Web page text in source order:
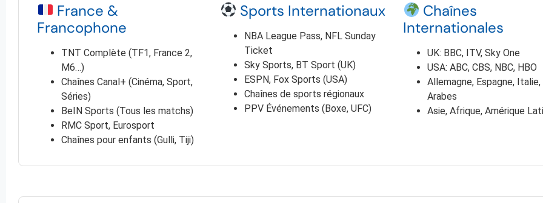
France &
Francophone
TNT Complète (TF1, France 2,
M6…)
Chaînes Canal+ (Cinéma, Sport,
Séries)
BeIN Sports (Tous les matchs)
RMC Sport, Eurosport
Chaînes pour enfants (Gulli, Tiji)
Sports Internationaux
NBA League Pass, NFL Sunday
Ticket
Sky Sports, BT Sport (UK)
ESPN, Fox Sports (USA)
Chaînes de sports régionaux
PPV Événements (Boxe, UFC)
Chaînes
Internationales
UK: BBC, ITV, Sky One
USA: ABC, CBS, NBC, HBO
Allemagne, Espagne,
Arabes
Asie, Afrique, Amérique